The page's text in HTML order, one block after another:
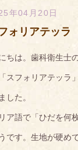
年04月20日
ォリアテッラ
ちは。歯科衛生士
スフォリアテッラ
した。
ア語で「ひだを何
です。生地が硬め